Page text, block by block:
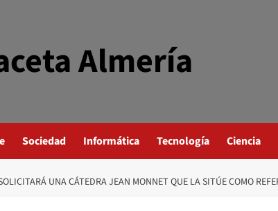
Almería
Sociedad Informática Tecnología Ciencia
UNA CÁTEDRA JEAN MONNET QUE LA SITÚE COMO